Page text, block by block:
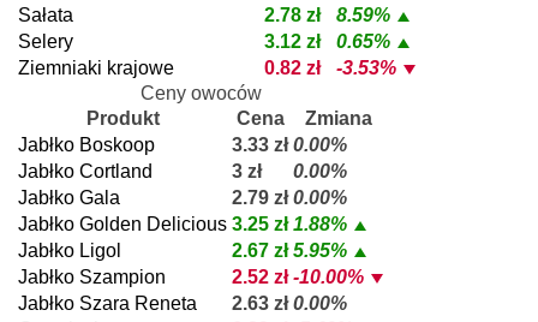
Sałata
2.78 zł
8.59%
Selery
3.12 zł
0.65%
Ziemniaki krajowe
0.82 zł
-3.53%
Ceny owoców
Produkt
Cena
Zmiana
Jabłko Boskoop
3.33 zł 0.00%
Jabłko Cortland
3 zł
0.00%
Jabłko Gala
2.79 zł 0.00%
Jabłko Golden Delicious 3.25 zł 1.88%
Jabłko Ligol
2.67 zł 5.95%
Jabłko Szampion
2.52 zł -10.00%
Jabłko Szara Reneta
2.63 zł 0.00%